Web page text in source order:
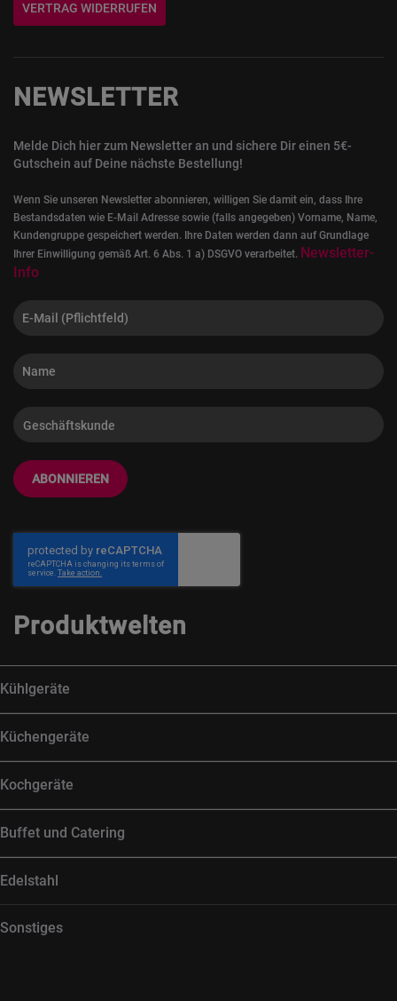
VERTRAG WIDERRUFEN
NEWSLETTER
Melde Dich hier zum Newsletter an und sichere Dir einen 5€-
Gutschein auf Deine nächste Bestellung!
Wenn Sie unseren Newsletter abonnieren, willigen Sie damit ein, dass Ihre
Bestandsdaten wie E-Mail Adresse sowie (falls angegeben) Vorname, Name,
Kundengruppe gespeichert werden. Ihre Daten werden dann auf Grundlage
Ihrer Einwilligung gemäß Art. 6 Abs. 1 a) DSGVO verarbeitet. Newsletter-
Info
ABONNIEREN
Produktwelten
Kühlgeräte
Küchengeräte
Kochgeräte
Buffet und Catering
Edelstahl
Sonstiges